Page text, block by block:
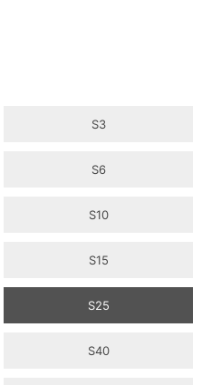
S3
S6
S10
S15
S25
S40